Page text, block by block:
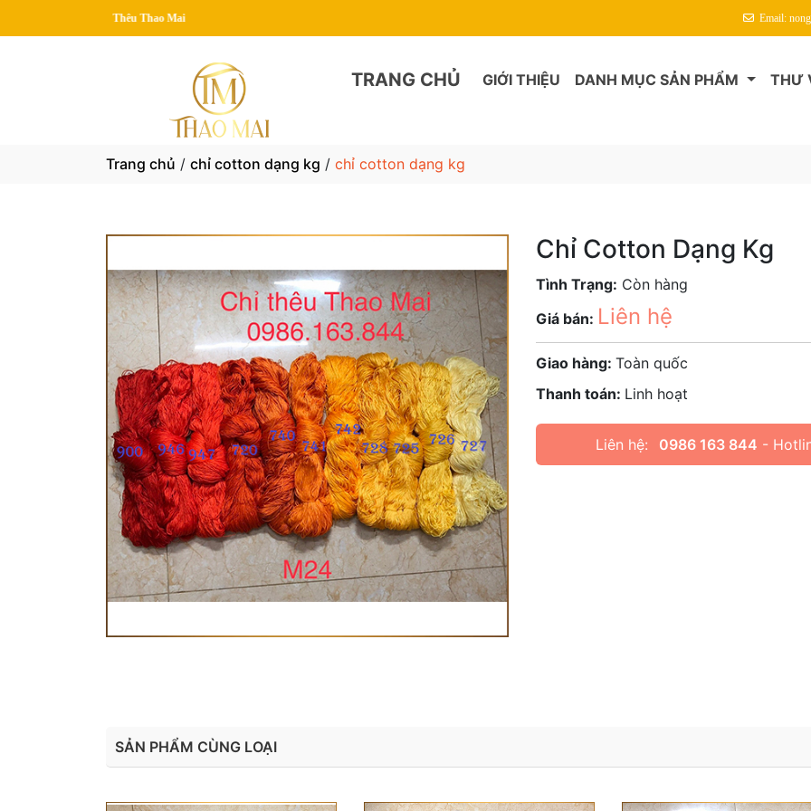
Email:
TRANG CHỦ GIỚI THIỆU DANH MỤC SẢN PHẨM THƯ
Trang chủ / chỉ cotton dạng kg / chỉ cotton dạng kg
Chỉ Cotton Dạng Kg
Tình Trạng: Còn hàng
Giá bán: Liên hệ
Giao hàng: Toàn quốc
Thanh toán: Linh hoạt
Liên hệ: 0986 163 844 -
SẢN PHẨM CÙNG LOẠI